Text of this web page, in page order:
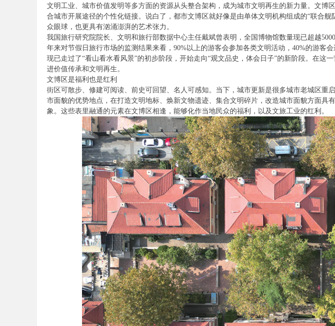
文明工业、城市价值发明等多方面的资源从头整合架构，成为城市文明再生的新力量。文博
合城市开展途径的个性化链接。说白了，都市文博区就好像是由单体文明机构组成的“联合舰
众眼球，也更具有汹涌澎湃的艺术张力。
我国旅行研究院院长、文明和旅行部数据中心主任戴斌曾表明，全国博物馆数量现已超越
年来对节假日旅行市场的监测结果来看，90%以上的游客会参加各类文明活动，40%的游客
现已走过了“看山看水看风景”的初步阶段，开始走向“观文品史，体会日子”的新阶段。在这
进价值传承和文明再生。
文博区是福利也是红利
街区可散步、修建可阅读、前史可回望、名人可感知。当下，城市更新是很多城市老城区重
市面貌的优势地点，在打造文明地标、焕新文物遗迹、集合文明碎片，改造城市面貌方面具
象。这些表里融通的元素在文博区相逢，能够化作当地民众的福利，以及文旅工业的红利。